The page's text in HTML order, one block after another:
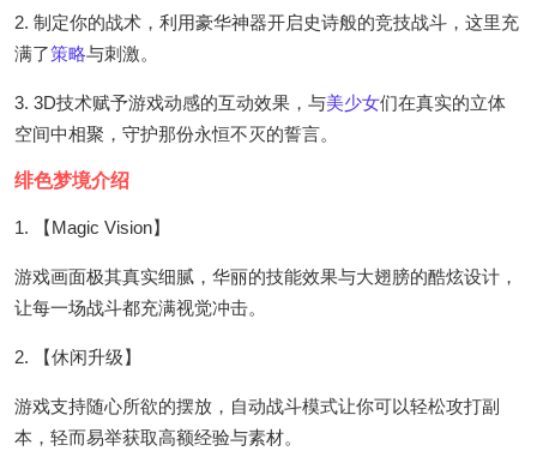
2. 制定你的战术，利用豪华神器开启史诗般的竞技战斗，这里充
满了策略与刺激。
3. 3D技术赋予游戏动感的互动效果，与美少女们在真实的立体
空间中相聚，守护那份永恒不灭的誓言。
绯色梦境介绍
1. 【Magic Vision】
游戏画面极其真实细腻，华丽的技能效果与大翅膀的酷炫设计，
让每一场战斗都充满视觉冲击。
2. 【休闲升级】
游戏支持随心所欲的摆放，自动战斗模式让你可以轻松攻打副
本，轻而易举获取高额经验与素材。